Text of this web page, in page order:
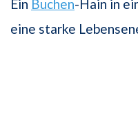
Ein Buchen-Hain in
eine starke